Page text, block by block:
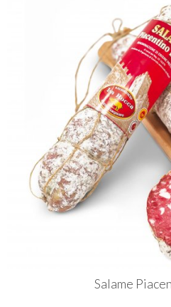
Salame